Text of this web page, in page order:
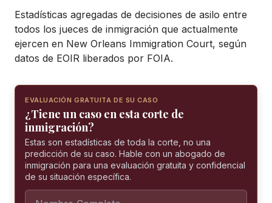
Estadísticas agregadas de decisiones de asilo entre
todos los jueces de inmigración que actualmente
ejercen en New Orleans Immigration Court, según
datos de EOIR liberados por FOIA.
EVALUACIÓN GRATUITA DE SU CASO
¿Tiene un caso en esta corte de
inmigración?
Estas son estadísticas de toda la corte, no una
predicción de su caso. Hable con un abogado de
inmigración para una evaluación gratuita y confidencial
de su situación específica.